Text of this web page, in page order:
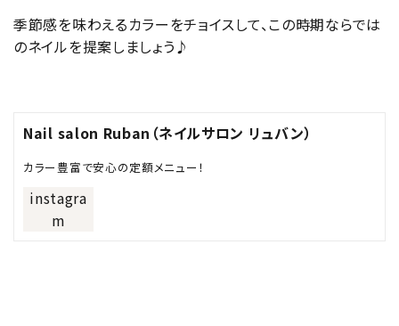
季節感を味わえるカラーをチョイスして、この時期ならでは
のネイルを提案しましょう♪
Nail salon Ruban（ネイルサロン リュバン）
カラー豊富で安心の定額メニュー！
instagra
m